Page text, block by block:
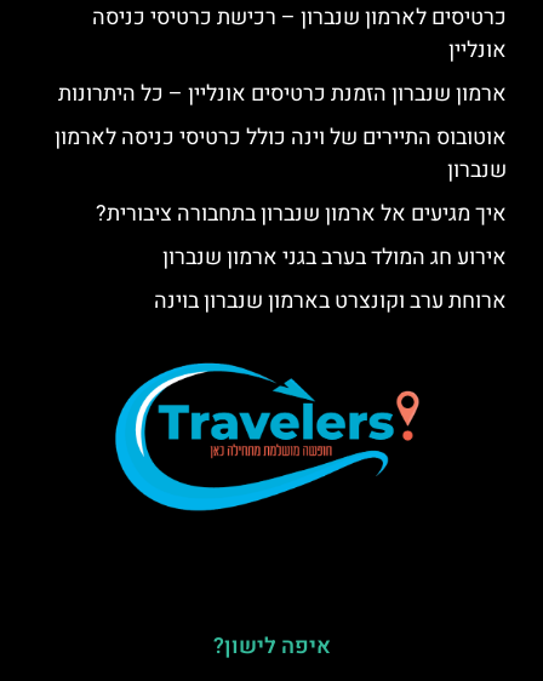
כרטיסים לארמון שנברון – רכישת כרטיסי כניסה
אונליין
ארמון שנברון הזמנת כרטיסים אונליין – כל היתרונות
אוטובוס התיירים של וינה כולל כרטיסי כניסה לארמון
שנברון
איך מגיעים אל ארמון שנברון בתחבורה ציבורית?
אירוע חג המולד בערב בגני ארמון שנברון
ארוחת ערב וקונצרט בארמון שנברון בוינה
איפה לישון?